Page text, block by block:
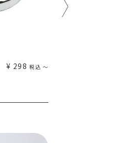
¥ 298 税込 〜